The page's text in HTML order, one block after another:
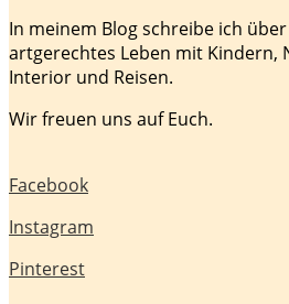
In meinem Blog schreibe ich
artgerechtes Leben mit Kindern,
Interior und Reisen.
Wir freuen uns auf Euch.
Facebook
Instagram
Pinterest